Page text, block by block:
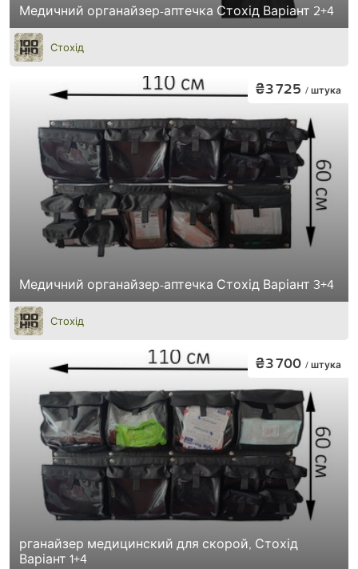
Медичний органайзер-аптечка Стохід Варіант 2+4
Стохід
Медичний органайзер-аптечка Стохід Варіант 3+4
₴3 725 / штука
Стохід
рганайзер медицинский для скорой, Стохід
Варіант 1+4
₴3 700 / штука